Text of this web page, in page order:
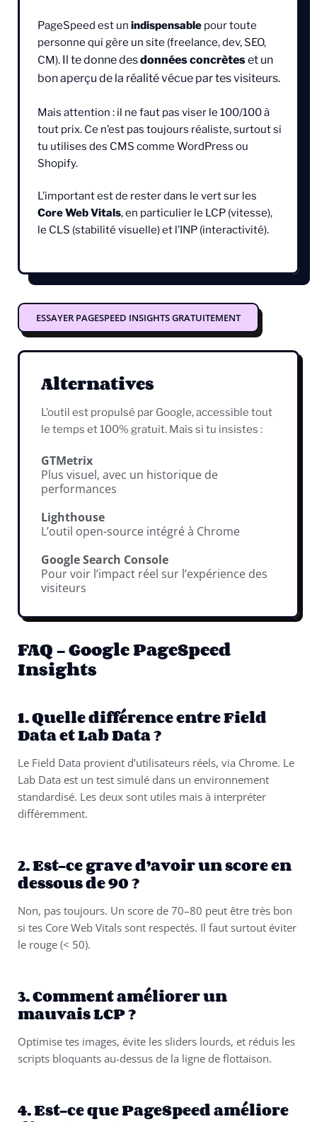
PageSpeed est un indispensable pour toute
personne qui gère un site (freelance, dev, SEO,
CM). Il te donne desdonnées concrèteset un
bon aperçu de la réalité vécue par tes visiteurs.
Mais attention : il ne faut pas viser le 100/100 à
tout prix. Ce n’est pas toujours réaliste, surtout si
tu utilises des CMS comme WordPress ou
Shopify.
L’important est de rester dans le vert sur les
Core Web Vitals, en particulier le LCP (vitesse),
le CLS (stabilité visuelle) et l’INP (interactivité).
ESSAYER PAGESPEED INSIGHTS GRATUITEMENT
Alternatives
L’outil est propulsé par Google, accessible tout
le temps et 100% gratuit. Mais si tu insistes :
GTMetrix
Plus visuel, avec un historique de
performances
Lighthouse
L’outil open-source intégré à Chrome
Google Search Console
Pour voir l’impact réel sur l’expérience des
visiteurs
FAQ – Google PageSpeed
Insights
1. Quelle différence entre Field
Data et Lab Data ?
Le Field Data provient d’utilisateurs réels, via Chrome. Le
Lab Data est un test simulé dans un environnement
standardisé. Les deux sont utiles mais à interpréter
différemment.
2. Est-ce grave d’avoir un score en
dessous de 90 ?
Non, pas toujours. Un score de 70–80 peut être très bon
si tes Core Web Vitals sont respectés. Il faut surtout éviter
le rouge (< 50).
3. Comment améliorer un
mauvais LCP ?
Optimise tes images, évite les sliders lourds, et réduis les
scripts bloquants au-dessus de la ligne de flottaison.
4. Est-ce que PageSpeed améliore